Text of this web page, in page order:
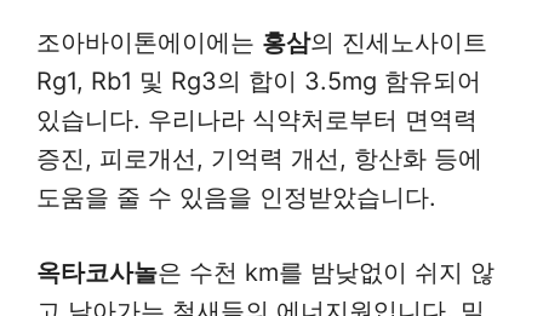
조아바이톤에이에는 홍삼의 진세노사이트
Rg1, Rb1 및 Rg3의 합이 3.5mg 함유되어
있습니다. 우리나라 식약처로부터 면역력
증진, 피로개선, 기억력 개선, 항산화 등에
도움을 줄 수 있음을 인정받았습니다.
옥타코사놀은 수천 km를 밤낮없이 쉬지 않